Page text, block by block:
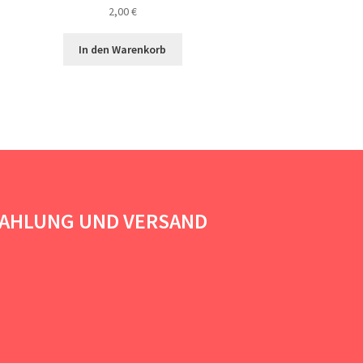
2,00€
In den Warenkorb
UND VERSAND